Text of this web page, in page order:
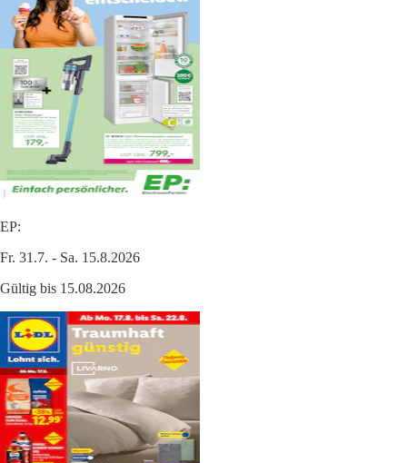
EP:
Fr. 31.7. - Sa. 15.8.2026
Gültig bis 15.08.2026